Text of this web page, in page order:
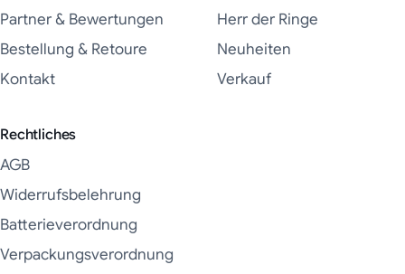
Partner & Bewertungen
Bestellung & Retoure
Kontakt
Herr der Ringe
Neuheiten
Verkauf
Rechtliches
AGB
Widerrufsbelehrung
Batterieverordnung
Verpackungsverordnung